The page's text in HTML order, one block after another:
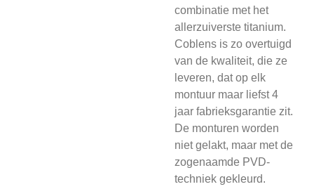
combinatie met het
allerzuiverste titanium.
Coblens is zo overtuigd
van de kwaliteit, die ze
leveren, dat op elk
montuur maar liefst 4
jaar fabrieksgarantie zit.
De monturen worden
niet gelakt, maar met de
zogenaamde PVD-
techniek gekleurd.